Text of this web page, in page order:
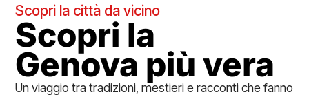
Scopri la città da vicino
Scopri la
Genova più vera
Un viaggio tra tradizioni, mestieri e racconti che fanno